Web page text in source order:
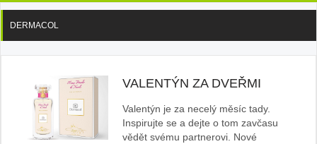
DERMACOL
VALENTÝN ZA DVEŘMI
Valentýn je za necelý měsíc tady.
Inspirujte se a dejte o tom zavčasu
vědět svému partnerovi. Nové